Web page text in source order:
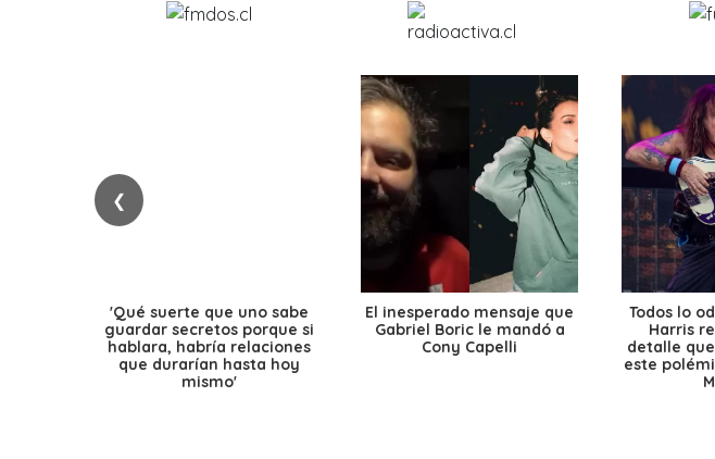
❮
'Qué suerte que uno sabe
guardar secretos porque si
hablara, habría relaciones
que durarían hasta hoy
mismo'
El inesperado mensaje que
Gabriel Boric le mandó a
Cony Capelli
Todos lo
Harris
detalle
este